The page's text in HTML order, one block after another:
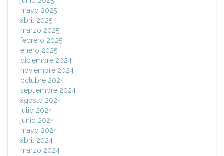
mayo 2025
abril 2025
marzo 2025
febrero 2025
enero 2025
diciembre 2024
noviembre 2024
octubre 2024
septiembre 2024
agosto 2024
julio 2024
junio 2024
mayo 2024
abril 2024
marzo 2024